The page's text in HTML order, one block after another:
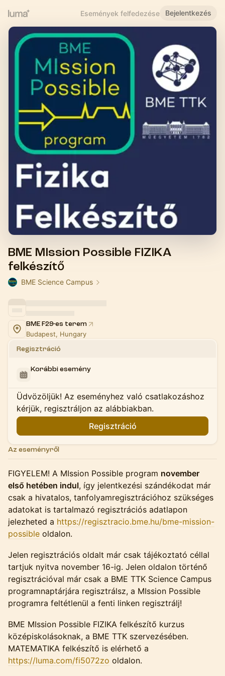
Események felfedezése Bejelentkezés
BME MIssion Possible FIZIKA
felkészítő
BME Science Campus
BME F29-es terem
Budapest, Hungary
Regisztráció
Korábbi esemény
Üdvözöljük! Az eseményhez való csatlakozáshoz
kérjük, regisztráljon az alábbiakban.
Regisztráció
Az eseményről
FIGYELEM! A MIssion Possible program november
első hetében indul, így jelentkezési szándékodat már
csak a hivatalos, tanfolyamregisztrációhoz szükséges
adatokat is tartalmazó regisztrációs adatlapon
jelezheted a https://regisztracio.bme.hu/bme-mission-
possible oldalon.
Jelen regisztrációs oldalt már csak tájékoztató céllal
tartjuk nyitva november 16-ig. Jelen oldalon történő
regisztrációval már csak a BME TTK Science Campus
programnaptárjára regisztrálsz, a MIssion Possible
programra feltétlenül a fenti linken regisztrálj!
BME MIssion Possible FIZIKA felkészítő kurzus
középiskolásoknak, a BME TTK szervezésében.
MATEMATIKA felkészítő is elérhető a
https://luma.com/fi5072zo oldalon.